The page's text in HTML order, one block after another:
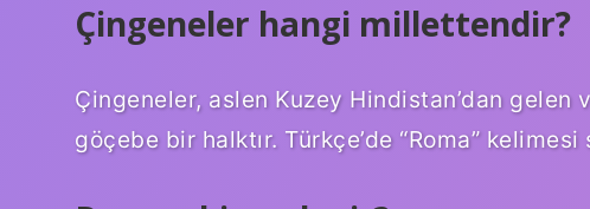
Çingeneler hangi millettendir?
Çingeneler, aslen Kuzey Hindistan’dan gelen
göçebe bir halktır. Türkçe’de “Roma” kelimesi